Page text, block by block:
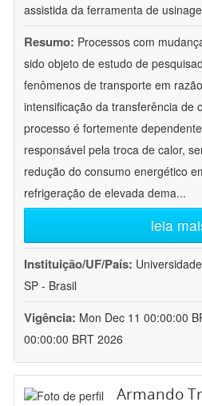
assistida da ferramenta de
Resumo: Processos com
sido objeto de estudo de
fenômenos de transporte em
intensificação da transferência de
processo é fortemente
responsável pela troca de calor,
redução do consumo energético
refrigeração de elevada dema...
leia
Instituição/UF/País:
SP - Brasil
Vigência: Mon Dec 11 00:00:00
00:00:00 BRT 2026
Armando